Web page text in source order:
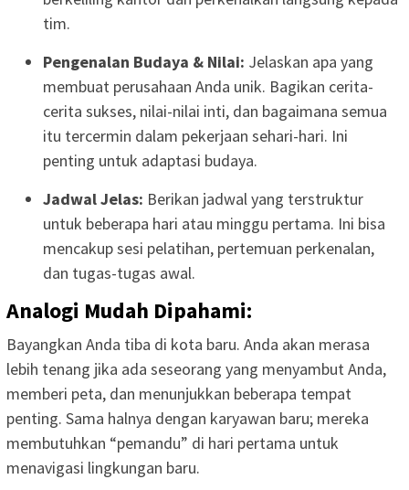
tim.
Pengenalan Budaya & Nilai: Jelaskan apa yang
membuat perusahaan Anda unik. Bagikan cerita-
cerita sukses, nilai-nilai inti, dan bagaimana semua
itu tercermin dalam pekerjaan sehari-hari. Ini
penting untuk adaptasi budaya.
Jadwal Jelas: Berikan jadwal yang terstruktur
untuk beberapa hari atau minggu pertama. Ini bisa
mencakup sesi pelatihan, pertemuan perkenalan,
dan tugas-tugas awal.
Analogi Mudah Dipahami:
Bayangkan Anda tiba di kota baru. Anda akan merasa
lebih tenang jika ada seseorang yang menyambut Anda,
memberi peta, dan menunjukkan beberapa tempat
penting. Sama halnya dengan karyawan baru; mereka
membutuhkan “pemandu” di hari pertama untuk
menavigasi lingkungan baru.